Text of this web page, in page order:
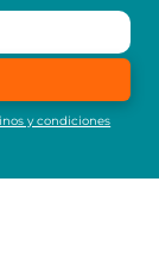
y condiciones